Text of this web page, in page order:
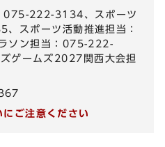
075-222-3134、スポーツ
スポーツ活動推進担当：
ソン担当：075-222-
ゲームズ2027関西大会担
ご注意ください